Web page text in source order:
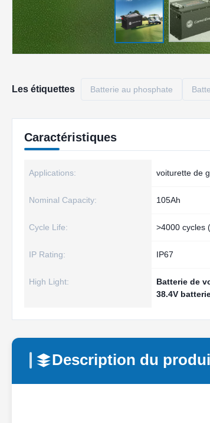
Les étiquettes Batterie au phosphate
Caractéristiques
Applications: voiturette de
Nominal Capacity: 105Ah
Cycle Life: >4000 cycles
IP Rating: IP67
High Light: Batterie de
38.4V
Description du